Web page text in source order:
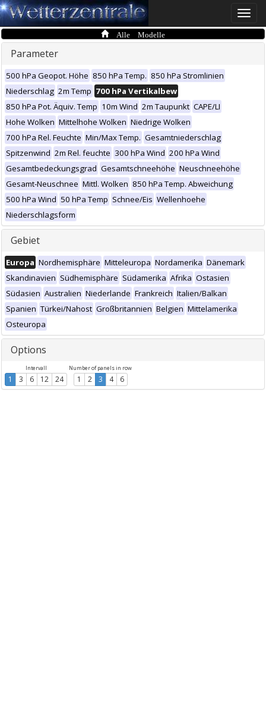
Toggle
Alle Modelle
Parameter
500 hPa Geopot. Höhe 850 hPa Temp. 850 hPa Stromlinien
Niederschlag 2m Temp 700 hPa Vertikalbew
850 hPa Pot. Äquiv. Temp 10m Wind 2m Taupunkt CAPE/LI
Hohe Wolken Mittelhohe Wolken Niedrige Wolken
700 hPa Rel. Feuchte Min/Max Temp. Gesamtniederschlag
Spitzenwind 2m Rel. feuchte 300 hPa Wind 200 hPa Wind
Gesamtbedeckungsgrad Gesamtschneehöhe Neuschneehöhe
Gesamt-Neuschnee Mittl. Wolken 850 hPa Temp. Abweichung
500 hPa Wind 50 hPa Temp Schnee/Eis Wellenhoehe
Niederschlagsform
Gebiet
Europa Nordhemisphäre Mitteleuropa Nordamerika Dänemark
Skandinavien Südhemisphäre Südamerika Afrika Ostasien
Südasien Australien Niederlande Frankreich Italien/Balkan
Spanien Türkei/Nahost Großbritannien Belgien Mittelamerika
Osteuropa
Options
Intervall
1 3 6 12 24
Number of panels in row
1 2 3 4 6